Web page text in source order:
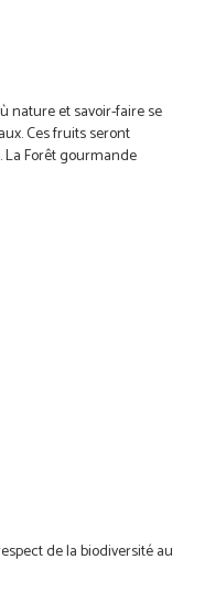
nature et savoir-faire se
Ces fruits seront
Forêt gourmande
de la biodiversité au